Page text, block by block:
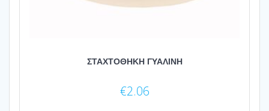
ΣΤΑΧΤΟΘΗΚΗ ΓΥΑΛΙΝΗ
€2.06